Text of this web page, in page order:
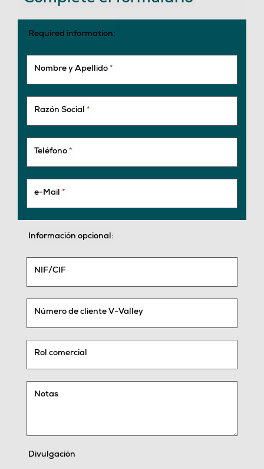
Required information:
Nombre y Apellido *
Razón Social *
Teléfono *
e-Mail *
Información opcional:
NIF/CIF
Número de cliente V-Valley
Rol comercial
Notas
Divulgación